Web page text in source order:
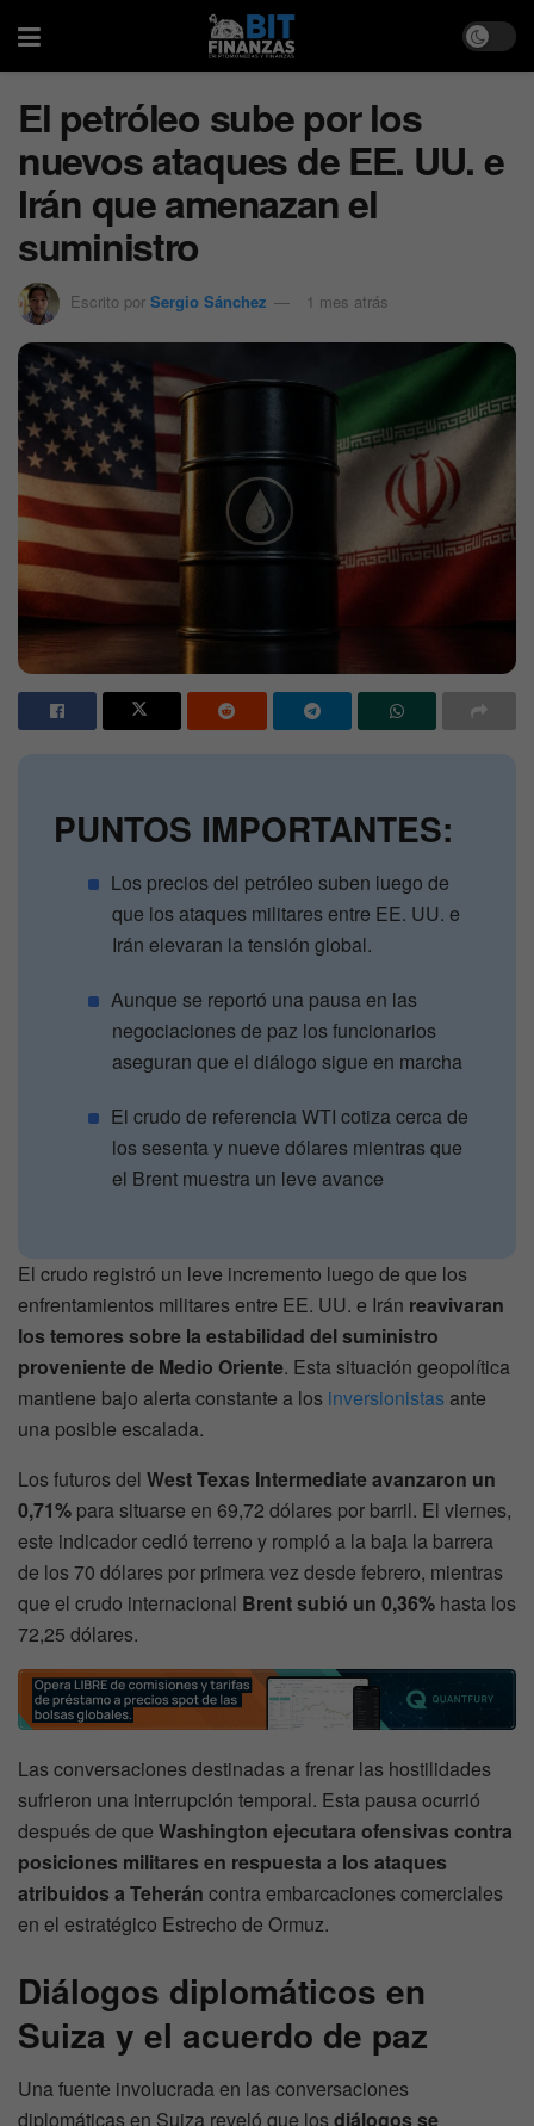
El petróleo sube por los
nuevos ataques de EE. UU. e
Irán que amenazan el
suministro
Escrito por Sergio Sánchez 1 mes atrás
PUNTOS IMPORTANTES:
Los precios del petróleo suben luego de
que los ataques militares entre EE. UU. e
Irán elevaran la tensión global.
Aunque se reportó una pausa en las
negociaciones de paz los funcionarios
aseguran que el diálogo sigue en marcha
El crudo de referencia WTI cotiza cerca de
los sesenta y nueve dólares mientras que
el Brent muestra un leve avance
El crudo registró un leve incremento luego de que los
enfrentamientos militares entre EE. UU. e Irán reavivaran
los temores sobre la estabilidad del suministro
proveniente de Medio Oriente. Esta situación geopolítica
mantiene bajo alerta constante a los inversionistas ante
una posible escalada.
Los futuros del West Texas Intermediate avanzaron un
0,71% para situarse en 69,72 dólares por barril. El viernes,
este indicador cedió terreno y rompió a la baja la barrera
de los 70 dólares por primera vez desde febrero, mientras
que el crudo internacional Brent subió un 0,36% hasta los
72,25 dólares.
Las conversaciones destinadas a frenar las hostilidades
sufrieron una interrupción temporal. Esta pausa ocurrió
después de que Washington ejecutara ofensivas contra
posiciones militares en respuesta a los ataques
atribuidos a Teherán contra embarcaciones comerciales
en el estratégico Estrecho de Ormuz.
Diálogos diplomáticos en
Suiza y el acuerdo de paz
Una fuente involucrada en las conversaciones
diplomáticas en Suiza reveló que losdiálogos se